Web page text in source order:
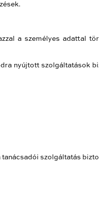
a személyes adattal
nyújtott szolgáltatások
tanácsadói szolgáltatás